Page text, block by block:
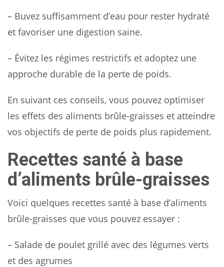
– Buvez suffisamment d’eau pour rester hydraté
et favoriser une digestion saine.
– Évitez les régimes restrictifs et adoptez une
approche durable de la perte de poids.
En suivant ces conseils, vous pouvez optimiser
les effets des aliments brûle-graisses et atteindre
vos objectifs de perte de poids plus rapidement.
Recettes santé à base
d’aliments brûle-graisses
Voici quelques recettes santé à base d’aliments
brûle-graisses que vous pouvez essayer :
– Salade de poulet grillé avec des légumes verts
et des agrumes